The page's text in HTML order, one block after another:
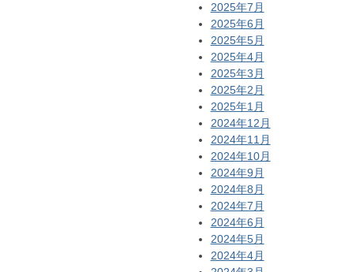
2025年7月
2025年6月
2025年5月
2025年4月
2025年3月
2025年2月
2025年1月
2024年12月
2024年11月
2024年10月
2024年9月
2024年8月
2024年7月
2024年6月
2024年5月
2024年4月